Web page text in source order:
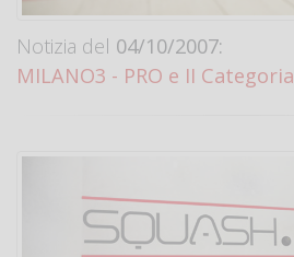
Notizia del 04/10/2007:
MILANO3 - PRO e II Categoria